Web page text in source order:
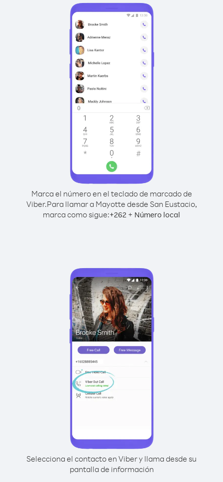
Marca el número en el teclado de marcado de
Viber.Para llamar a Mayotte desde San Eustacio,
marca como sigue:+262 + Número local
Selecciona el contacto en Viber y llama desde su
pantalla de información